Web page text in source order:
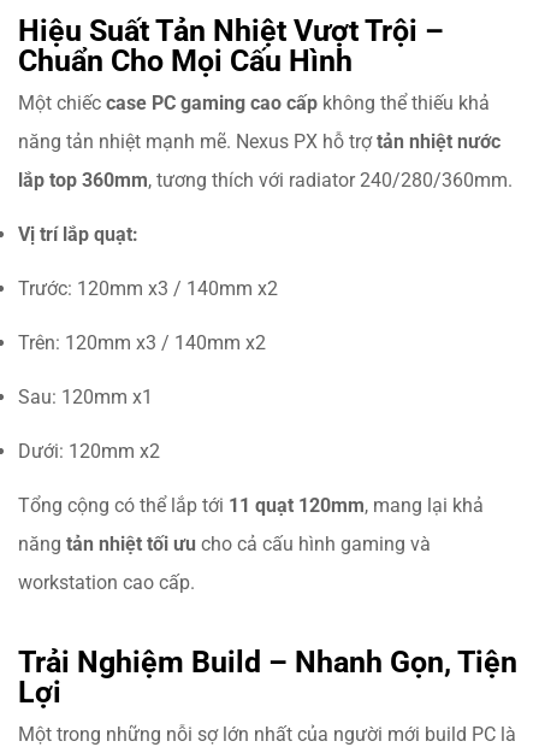
Hiệu Suất Tản Nhiệt Vượt Trội –
Chuẩn Cho Mọi Cấu Hình
Một chiếc case PC gaming cao cấp không thể thiếu khả
năng tản nhiệt mạnh mẽ. Nexus PX hỗ trợtản nhiệt nước
lắp top 360mm, tương thích với radiator 240/280/360mm.
Vị trí lắp quạt:
Trước: 120mm x3 / 140mm x2
Trên: 120mm x3 / 140mm x2
Sau: 120mm x1
Dưới: 120mm x2
Tổng cộng có thể lắp tới 11 quạt 120mm, mang lại khả
năng tản nhiệt tối ưu cho cả cấu hình gaming và
workstation cao cấp.
Trải Nghiệm Build – Nhanh Gọn, Tiện
Lợi
Một trong những nỗi sợ lớn nhất của người mới build PC là